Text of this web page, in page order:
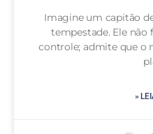
Imagine um capitão
tempestade. Ele não
controle; admite que o
»